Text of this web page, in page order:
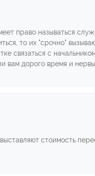
право называться
то их "срочно"
связаться с
вам дорого время и
стоимость